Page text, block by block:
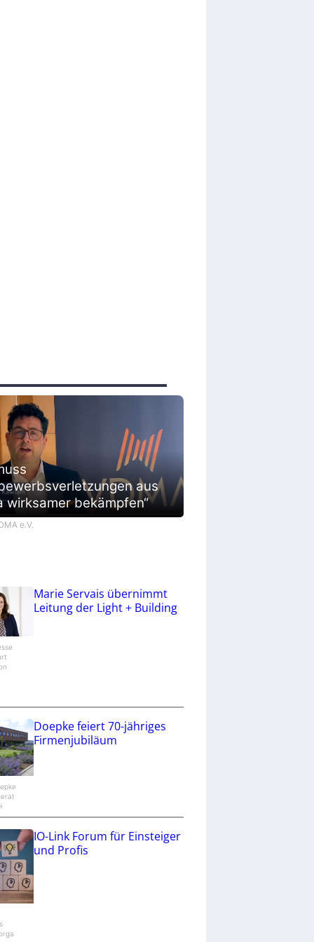
aus
wirksamer bekämpfen“
e.V.
Marie Servais übernimmt
Leitung der Light + Building
Doepke feiert 70-jähriges
Firmenjubiläum
IO-Link Forum für Einsteiger
und Profis